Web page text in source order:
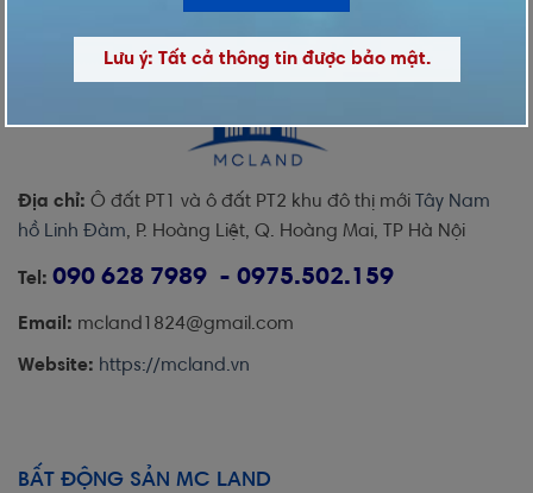
Địa chỉ: Ô đất PT1 và ô đất PT2 khu đô thị mới
Tây Nam
hồ Linh Đàm, P. Hoàng Liệt, Q. Hoàng Mai, TP Hà Nội
Tel: 090 628 7989 - 0975.502.159
Email: mcland1824@gmail.com
Website: https://mcland.vn
BẤT ĐỘNG SẢN MC LAND
Lưu ý: Tất cả thông tin được bảo mật.